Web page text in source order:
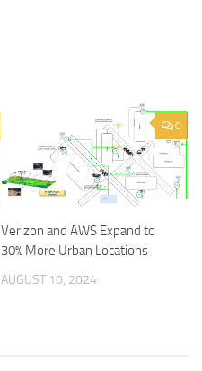
0
Verizon and AWS Expand to
30% More Urban Locations
AUGUST 10, 2024